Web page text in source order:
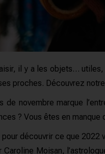
il y a les objets…
proches. Découvrez
de novembre marque
? Vous êtes en manque
pour découvrir ce que 2022
Caroline Moisan,